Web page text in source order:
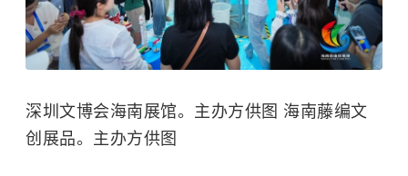
深圳文博会海南展馆。主办方供图 海南藤编文
创展品。主办方供图